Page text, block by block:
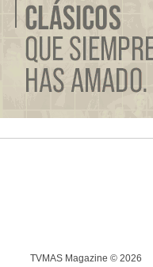
TVMAS Magazine © 2026